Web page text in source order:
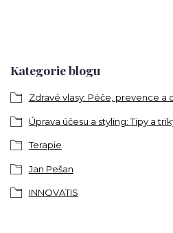
Kategorie blogu
Zdravé vlasy: Péče, prevence a
Úprava účesu a styling: Tipy a
Terapie
Jan Pešan
INNOVATIS